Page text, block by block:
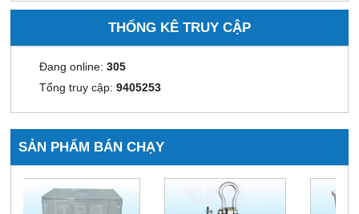
THỐNG KÊ TRUY CẬP
Đang online:305
Tổng truy cập:9405253
SẢN PHẨM BÁN CHẠY